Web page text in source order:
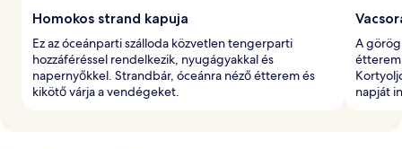
Homokos strand kapuja
Ez az óceánparti szálloda közvetlen tengerparti
hozzáféréssel rendelkezik, nyugágyakkal és
napernyőkkel. Strandbár, óceánra néző étterem és
kikötő várja a vendégeket.
A
napját